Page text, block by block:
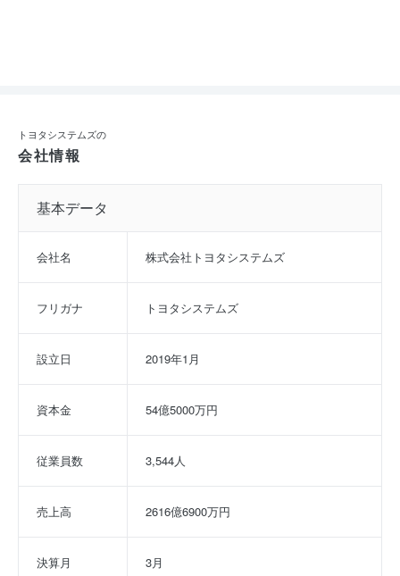
トヨタシステムズの
会社情報
基本データ
会社名 株式会社トヨタシステムズ
フリガナ トヨタシステムズ
設立日 2019年1月
資本金 54億5000万円
従業員数 3,544人
売上高 2616億6900万円
決算月 3月